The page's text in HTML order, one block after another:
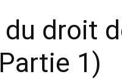
droit
1)